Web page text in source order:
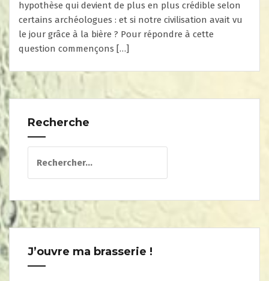
hypothèse qui devient de plus en plus crédible selon
certains archéologues : et si notre civilisation avait vu
le jour grâce à la bière ? Pour répondre à cette
question commençons […]
Recherche
J’ouvre ma brasserie !